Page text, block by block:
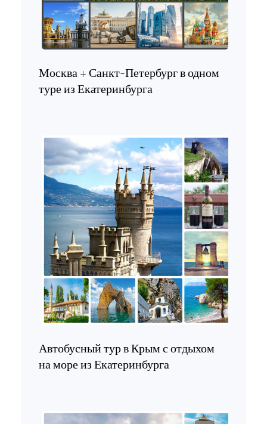
Москва + Санкт-Петербург в одном
туре из Екатеринбурга
Автобусный тур в Крым с отдыхом
на море из Екатеринбурга